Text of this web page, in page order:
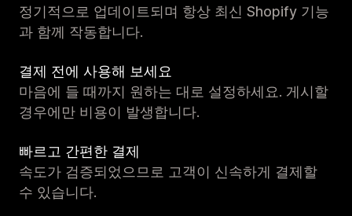
정기적으로 업데이트되며 항상 최신 Shopify 기능
과 함께 작동합니다.
결제 전에 사용해 보세요
마음에 들 때까지 원하는 대로 설정하세요. 게시할
경우에만 비용이 발생합니다.
빠르고 간편한 결제
속도가 검증되었으므로 고객이 신속하게 결제할
수 있습니다.